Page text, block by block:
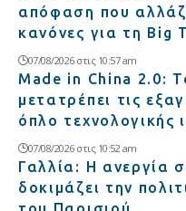
απόφαση που
κανόνες για τη Big
07/08/2026 στις 10:57 am
Made in China 2.0:
μετατρέπει τις
όπλο τεχνολογικής
07/08/2026 στις 10:52 am
Γαλλία: Η ανεργία
δοκιμάζει την